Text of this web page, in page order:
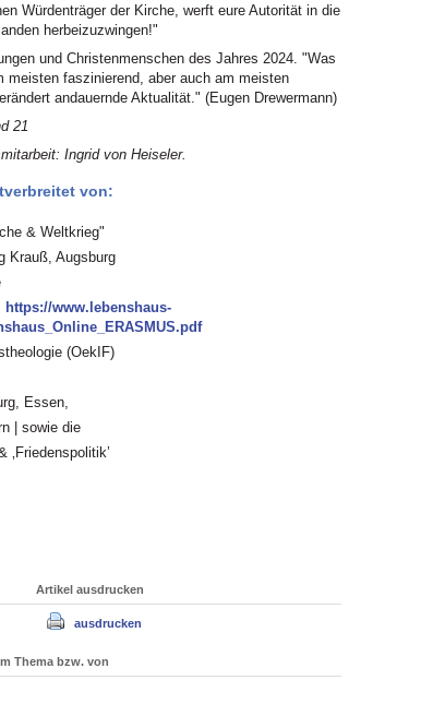
Würdenträger der Kirche, werft eure Autorität in die
herbeizuzwingen!"
und Christenmenschen des Jahres 2024. "Was
meisten faszinierend, aber auch am meisten
andauernde Aktualität." (Eugen Drewermann)
21
Ingrid von Heiseler.
von:
& Weltkrieg"
Krauß, Augsburg
https://www.lebenshaus-
(OekIF)
Essen,
| sowie die
‚Friedenspolitik’
Artikel ausdrucken
ausdrucken
Thema bzw. von